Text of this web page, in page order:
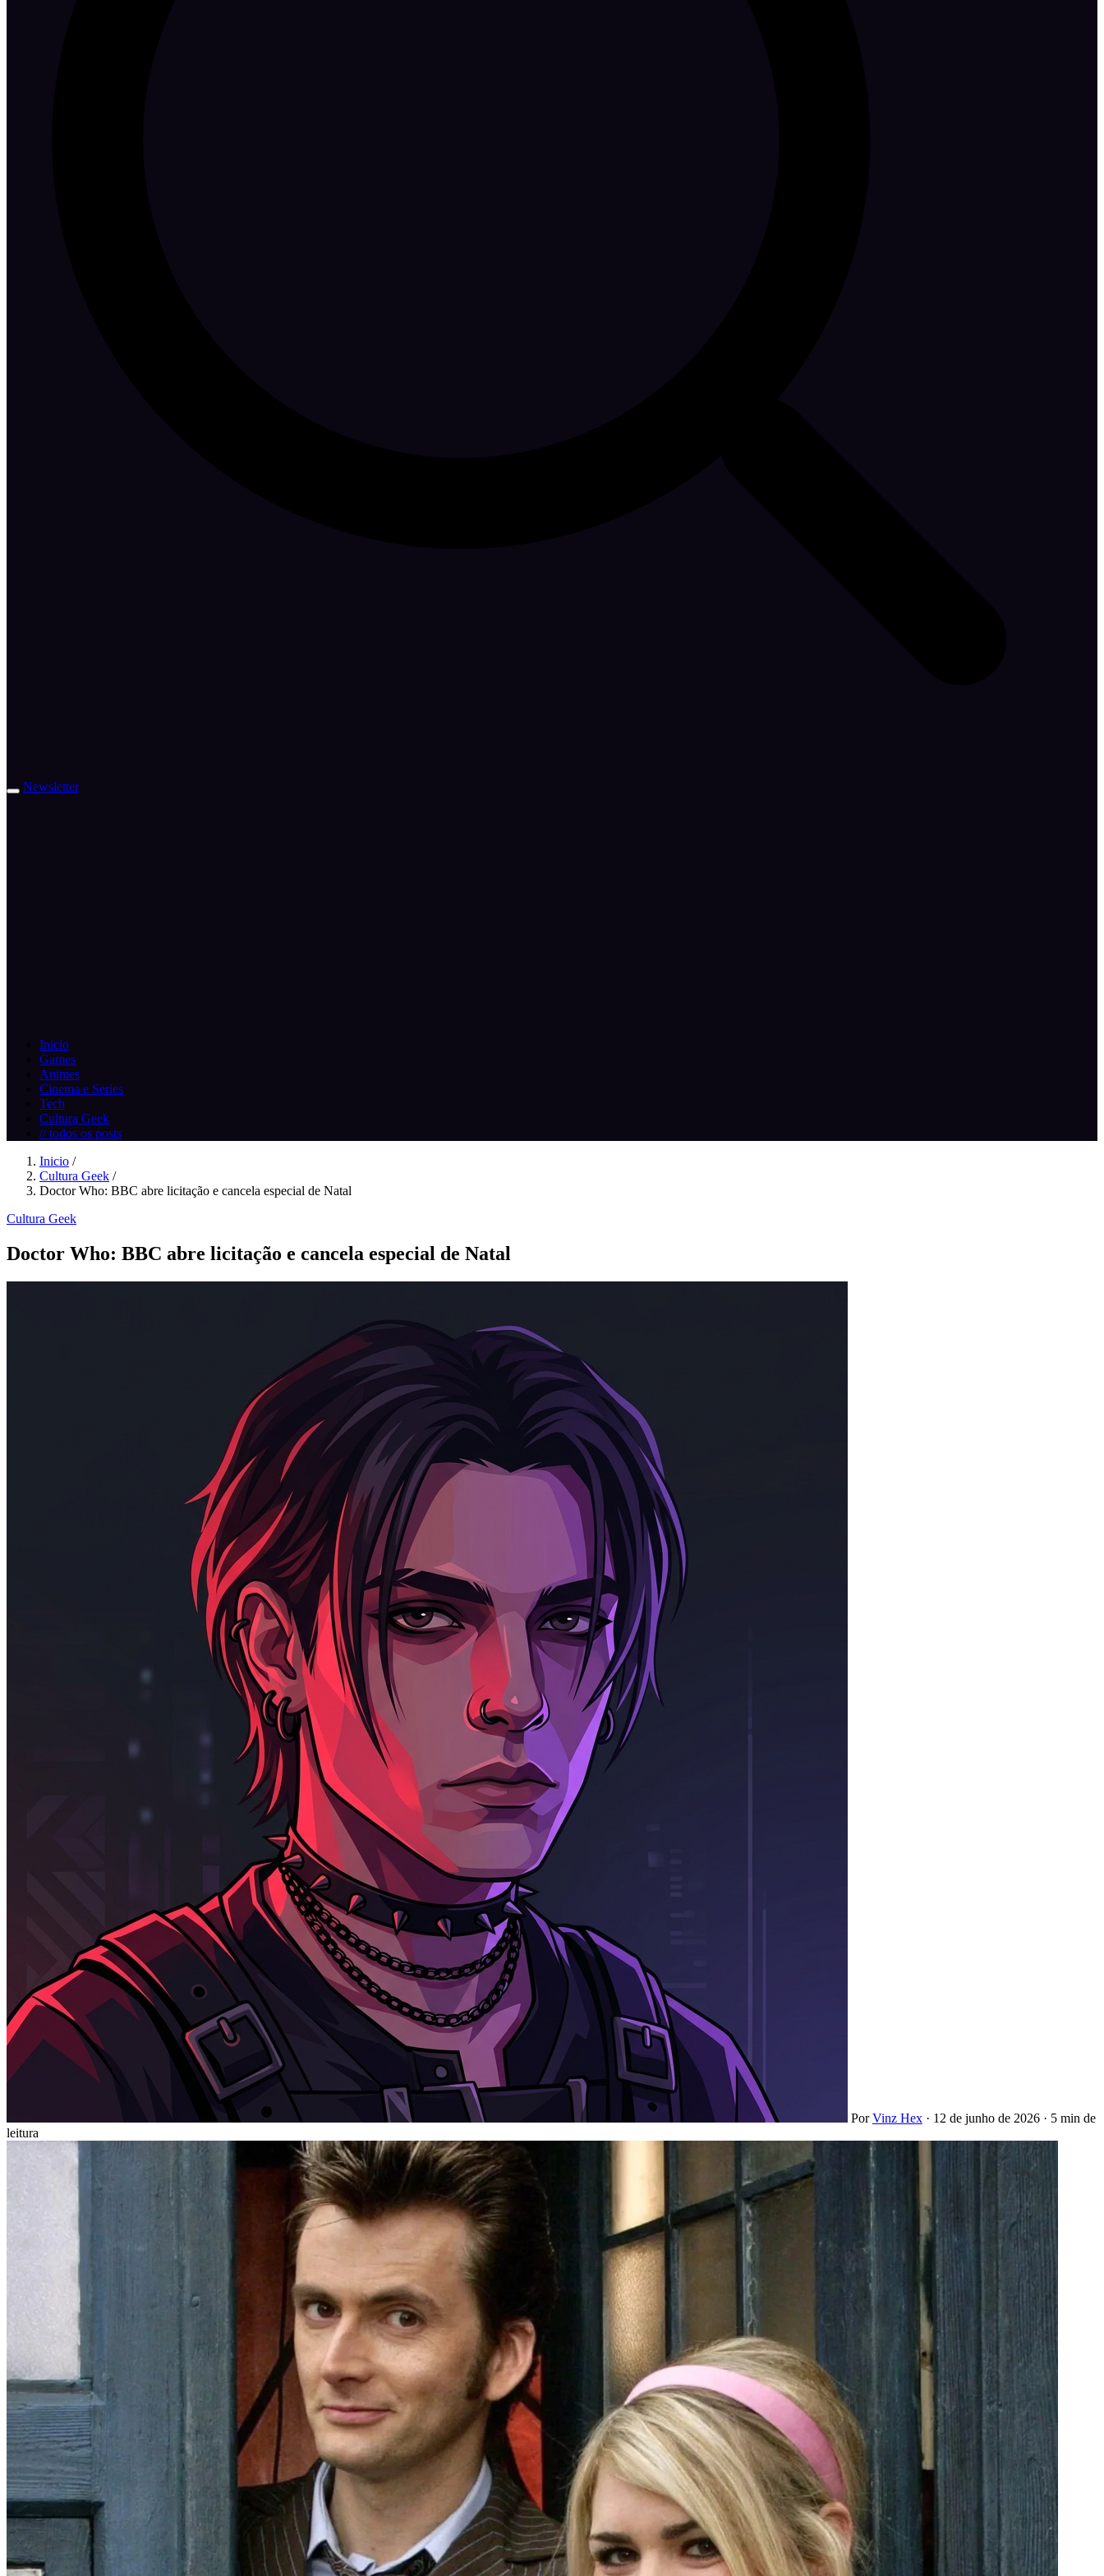
Newsletter
Inicio
Games
Animes
Cinema e Series
Tech
Cultura Geek
// todos os posts
Inicio /
Cultura Geek /
Doctor Who: BBC abre licitação e cancela especial de Natal
Cultura Geek
Doctor Who: BBC abre licitação e cancela especial de Natal
PorVinz Hex · 12 de junho de 2026 · 5 min de
leitura